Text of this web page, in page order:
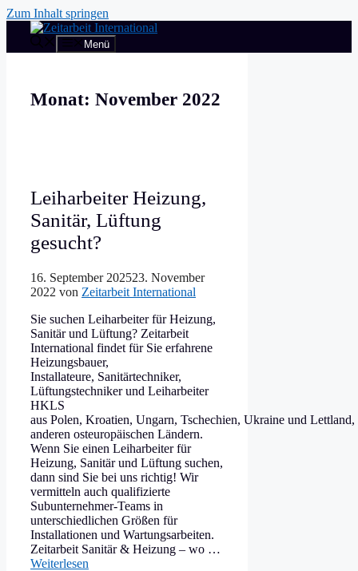
Zum Inhalt springen
Menü
Monat: November 2022
Leiharbeiter Heizung,
Sanitär, Lüftung
gesucht?
16. September 202523. November
2022 von Zeitarbeit International
Sie suchen Leiharbeiter für Heizung,
Sanitär und Lüftung? Zeitarbeit
International findet für Sie erfahrene
Heizungsbauer,
Installateure, Sanitärtechniker,
Lüftungstechniker und Leiharbeiter
HKLS
aus Polen, Kroatien, Ungarn, Tschechien, Ukraine und Lettland,
anderen osteuropäischen Ländern.
Wenn Sie einen Leiharbeiter für
Heizung, Sanitär und Lüftung suchen,
dann sind Sie bei uns richtig! Wir
vermitteln auch qualifizierte
Subunternehmer-Teams in
unterschiedlichen Größen für
Installationen und Wartungsarbeiten.
Zeitarbeit Sanitär & Heizung – wo …
Weiterlesen